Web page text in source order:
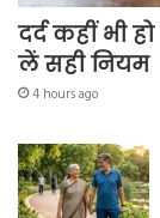
दर्द कहीं भी
लें सही नियम
4 hours ago